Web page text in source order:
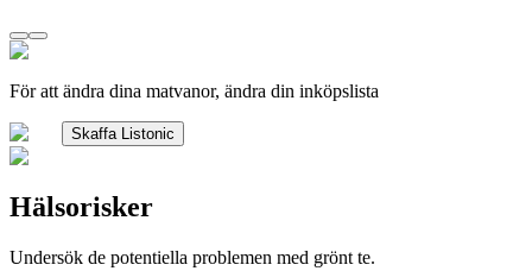
För att ändra dina matvanor, ändra din inköpslista
Skaffa Listonic
Hälsorisker
Undersök de potentiella problemen med grönt te.